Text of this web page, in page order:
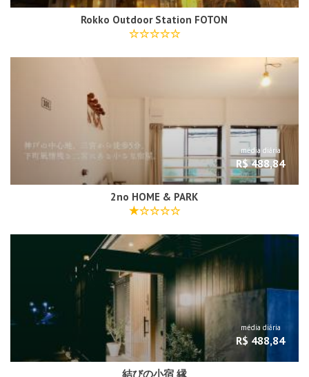
Rokko Outdoor Station FOTON
média diária
R$ 488,84
2no HOME & PARK
média diária
R$ 488,84
結びの小宿 縁